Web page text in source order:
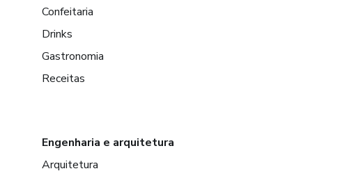
Confeitaria
Drinks
Gastronomia
Receitas
Engenharia e arquitetura
Arquitetura